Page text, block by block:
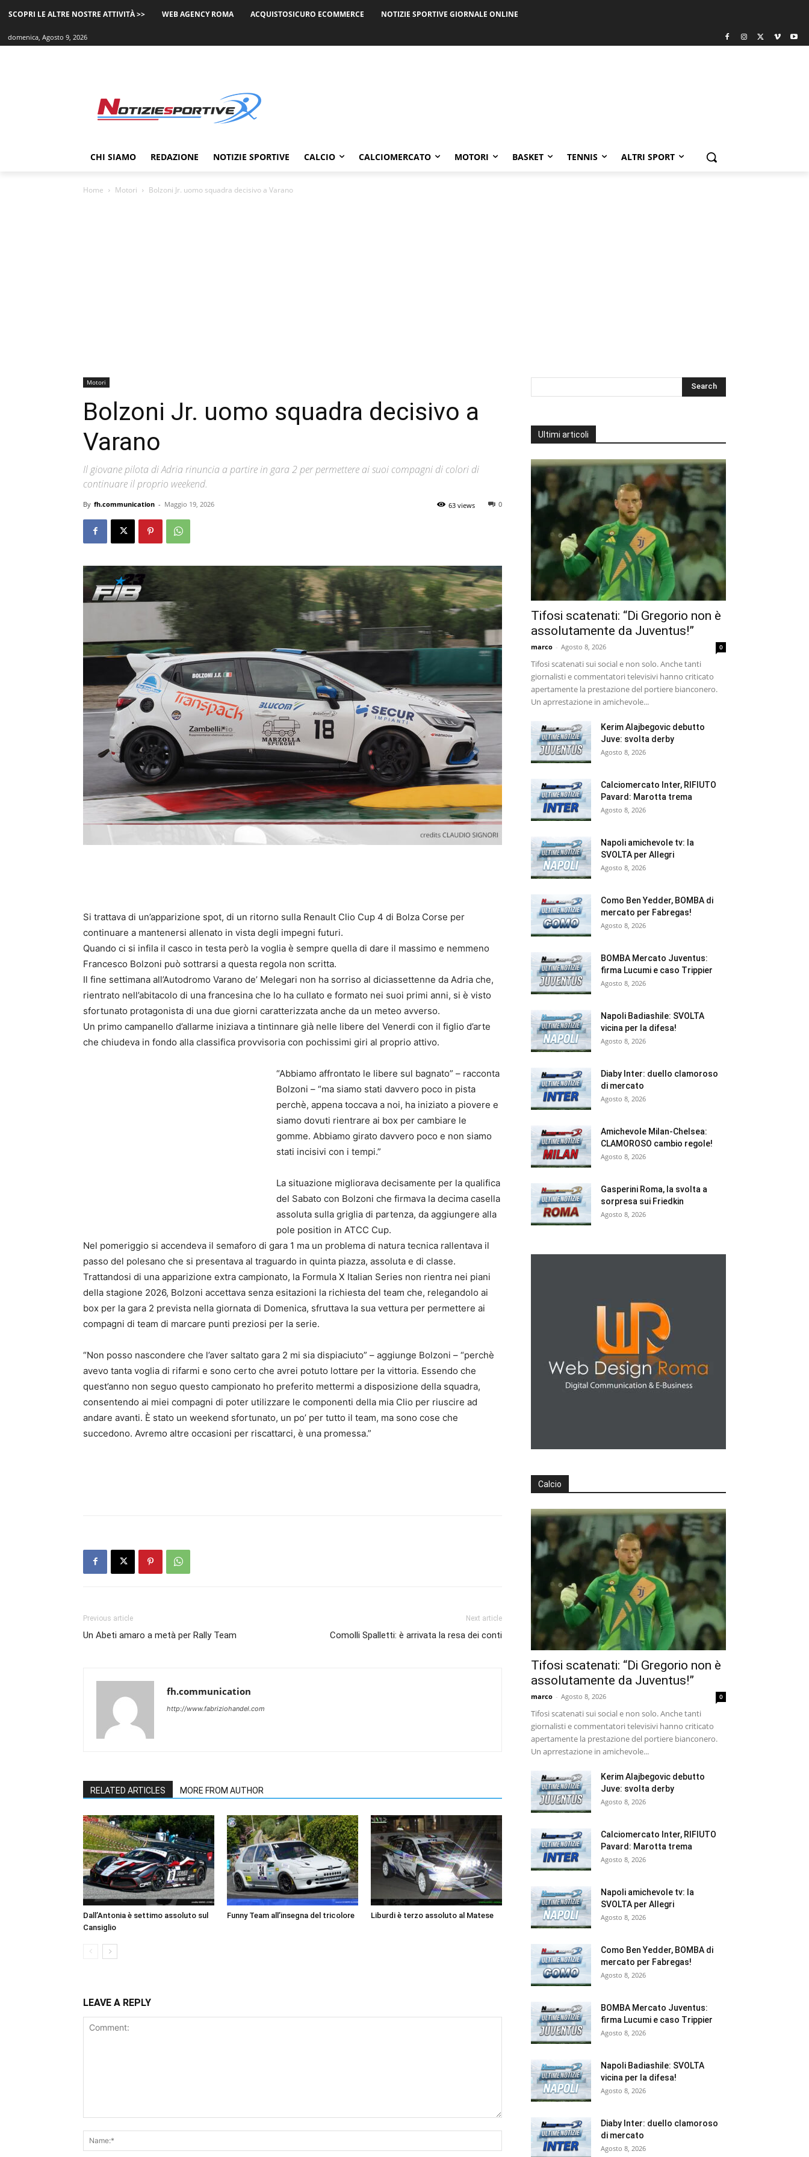
SCOPRI LE ALTRE NOSTRE ATTIVITÀ >> WEB AGENCY ROMA ACQUISTOSICURO ECOMMERCE NOTIZIE SPORTIVE GIORNALE ONLINE
domenica, Agosto 9, 2026
CHI SIAMO REDAZIONE NOTIZIE SPORTIVE CALCIO CALCIOMERCATO MOTORI BASKET TENNIS ALTRI SPORT
Home Motori Bolzoni Jr. uomo squadra decisivo a Varano
Motori
Bolzoni Jr. uomo squadra decisivo a
Varano
Il giovane pilota di Adria rinuncia a partire in gara 2 per permettere ai suoi compagni di colori di
continuare il proprio weekend.
By fh.communication - Maggio 19, 2026 0
63 views
Si trattava di un’apparizione spot, di un ritorno sulla Renault Clio Cup 4 di Bolza Corse per
continuare a mantenersi allenato in vista degli impegni futuri.
Quando ci si infila il casco in testa però la voglia è sempre quella di dare il massimo e nemmeno
Francesco Bolzoni può sottrarsi a questa regola non scritta.
Il fine settimana all’Autodromo Varano de’ Melegari non ha sorriso al diciassettenne da Adria che,
rientrato nell’abitacolo di una francesina che lo ha cullato e formato nei suoi primi anni, si è visto
sfortunato protagonista di una due giorni caratterizzata anche da un meteo avverso.
Un primo campanello d’allarme iniziava a tintinnare già nelle libere del Venerdi con il figlio d’arte
che chiudeva in fondo alla classifica provvisoria con pochissimi giri al proprio attivo.
“Abbiamo affrontato le libere sul bagnato” – racconta
Bolzoni – “ma siamo stati davvero poco in pista
perchè, appena toccava a noi, ha iniziato a piovere e
siamo dovuti rientrare ai box per cambiare le
gomme. Abbiamo girato davvero poco e non siamo
stati incisivi con i tempi.”
La situazione migliorava decisamente per la qualifica
del Sabato con Bolzoni che firmava la decima casella
assoluta sulla griglia di partenza, da aggiungere alla
pole position in ATCC Cup.
Nel pomeriggio si accendeva il semaforo di gara 1 ma un problema di natura tecnica rallentava il
passo del polesano che si presentava al traguardo in quinta piazza, assoluta e di classe.
Trattandosi di una apparizione extra campionato, la Formula X Italian Series non rientra nei piani
della stagione 2026, Bolzoni accettava senza esitazioni la richiesta del team che, relegandolo ai
box per la gara 2 prevista nella giornata di Domenica, sfruttava la sua vettura per permettere ai
compagni di team di marcare punti preziosi per la serie.
“Non posso nascondere che l’aver saltato gara 2 mi sia dispiaciuto” – aggiunge Bolzoni – “perchè
avevo tanta voglia di rifarmi e sono certo che avrei potuto lottare per la vittoria. Essendo che
quest’anno non seguo questo campionato ho preferito mettermi a disposizione della squadra,
consentendo ai miei compagni di poter utilizzare le componenti della mia Clio per riuscire ad
andare avanti. È stato un weekend sfortunato, un po’ per tutto il team, ma sono cose che
succedono. Avremo altre occasioni per riscattarci, è una promessa.”
Previous article
Un Abeti amaro a metà per Rally Team
Next article
Comolli Spalletti: è arrivata la resa dei conti
fh.communication
http://www.fabriziohandel.com
RELATED ARTICLES MORE FROM AUTHOR
Dall’Antonia è settimo assoluto sul
Cansiglio
Funny Team all’insegna del tricolore Liburdi è terzo assoluto al Matese
LEAVE A REPLY
Ultimi articoli
Tifosi scatenati: “Di Gregorio non è
assolutamente da Juventus!”
marco - Agosto 8, 2026 0
Tifosi scatenati sui social e non solo. Anche tanti
giornalisti e commentatori televisivi hanno criticato
apertamente la prestazione del portiere bianconero.
Un aprrestazione in amichevole...
Kerim Alajbegovic debutto
Juve: svolta derby
Agosto 8, 2026
Calciomercato Inter, RIFIUTO
Pavard: Marotta trema
Agosto 8, 2026
Napoli amichevole tv: la
SVOLTA per Allegri
Agosto 8, 2026
Como Ben Yedder, BOMBA di
mercato per Fabregas!
Agosto 8, 2026
BOMBA Mercato Juventus:
firma Lucumi e caso Trippier
Agosto 8, 2026
Napoli Badiashile: SVOLTA
vicina per la difesa!
Agosto 8, 2026
Diaby Inter: duello clamoroso
di mercato
Agosto 8, 2026
Amichevole Milan-Chelsea:
CLAMOROSO cambio regole!
Agosto 8, 2026
Gasperini Roma, la svolta a
sorpresa sui Friedkin
Agosto 8, 2026
Calcio
Tifosi scatenati: “Di Gregorio non è
assolutamente da Juventus!”
marco - Agosto 8, 2026 0
Tifosi scatenati sui social e non solo. Anche tanti
giornalisti e commentatori televisivi hanno criticato
apertamente la prestazione del portiere bianconero.
Un aprrestazione in amichevole...
Kerim Alajbegovic debutto
Juve: svolta derby
Agosto 8, 2026
Calciomercato Inter, RIFIUTO
Pavard: Marotta trema
Agosto 8, 2026
Napoli amichevole tv: la
SVOLTA per Allegri
Agosto 8, 2026
Como Ben Yedder, BOMBA di
mercato per Fabregas!
Agosto 8, 2026
BOMBA Mercato Juventus:
firma Lucumi e caso Trippier
Agosto 8, 2026
Napoli Badiashile: SVOLTA
vicina per la difesa!
Agosto 8, 2026
Diaby Inter: duello clamoroso
di mercato
Agosto 8, 2026